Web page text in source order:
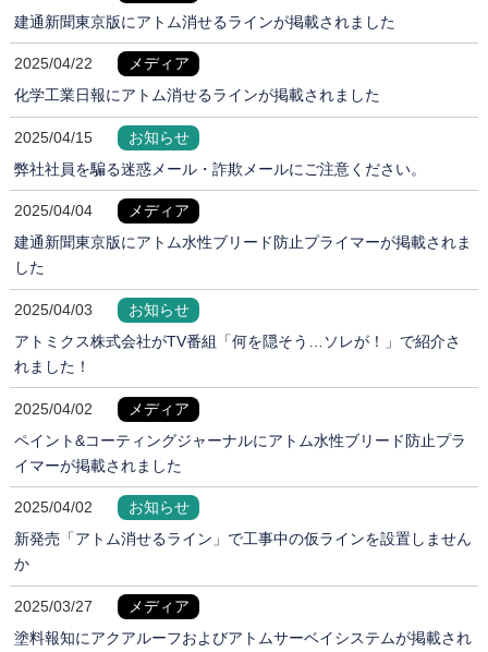
建通新聞東京版にアトム消せるラインが掲載されました
2025/04/22
メディア
化学工業日報にアトム消せるラインが掲載されました
2025/04/15
お知らせ
弊社社員を騙る迷惑メール・詐欺メールにご注意ください。
2025/04/04
メディア
建通新聞東京版にアトム水性ブリード防止プライマーが掲載されま
した
2025/04/03
お知らせ
アトミクス株式会社がTV番組「何を隠そう…ソレが！」で紹介さ
れました！
2025/04/02
メディア
ペイント&コーティングジャーナルにアトム水性ブリード防止プラ
イマーが掲載されました
2025/04/02
お知らせ
新発売「アトム消せるライン」で工事中の仮ラインを設置しません
か
2025/03/27
メディア
塗料報知にアクアルーフおよびアトムサーベイシステムが掲載され